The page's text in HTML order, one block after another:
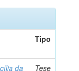
Tipo
da Tese